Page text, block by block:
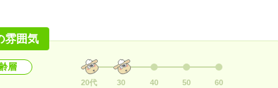
雰囲気
層
20代 30 40 50 60